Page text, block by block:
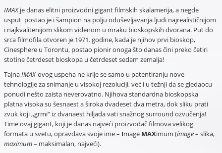
IMAXje danas elitni proizvodni gigant filmskih skalamerija, a negde
usput postao je i šampion na polju oduševljavanja ljudi najrealističnijom
i najkvalitenijom slikom viđenom u mraku bioskopskih dvorana. Put do
srca filmofila otvoren je 1971. godine, kada je njihov prvi bioskop,
Cinesphere u Torontu, postao pionir onoga što danas čini preko četiri
stotine četrdeset bioskopa u četrdeset sedam zemalja!
TajnaIMAX-ovog uspeha ne krije se samo u patentiranju nove
tehnologije za snimanje u visokoj rezoluciji, već i u težnji da se gledaocu
ponudi nešto zaista neverovatno. Njihova standardna bioskopska
platna visoka su šesnaest a široka dvadeset dva metra, dok sliku prati
zvuk koji ,,grmi“ iz dvanaest hiljada vati snažnog surround ozvučenja!
Time ovaj gigant, koji je danas najveći proizvođač filmova velikog
formata u svetu, opravdava svoje ime – Image MAXimum (image– slika,
maximum– maksimalan, najveći).